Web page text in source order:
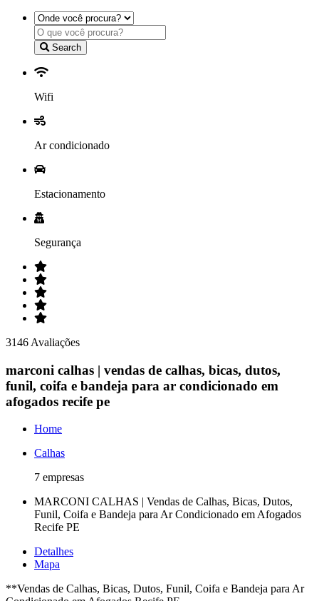
Search
Wifi
Ar condicionado
Estacionamento
Segurança
3146 Avaliações
marconi calhas | vendas de calhas, bicas, dutos,
funil, coifa e bandeja para ar condicionado em
afogados recife pe
Home
Calhas
7 empresas
MARCONI CALHAS | Vendas de Calhas, Bicas, Dutos,
Funil, Coifa e Bandeja para Ar Condicionado em Afogados
Recife PE
Detalhes
Mapa
**Vendas de Calhas, Bicas, Dutos, Funil, Coifa e Bandeja para Ar